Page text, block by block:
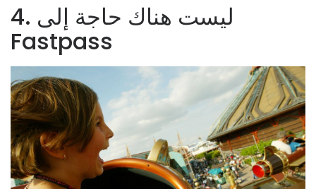
4. ليست هناك حاجة إلى
Fastpass